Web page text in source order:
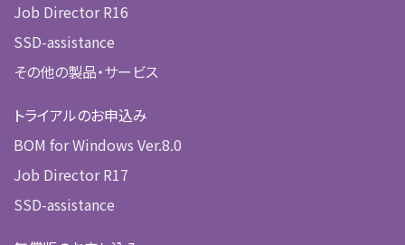
Job Director R16
SSD-assistance
その他の製品・サービス
トライアルのお申込み
BOM for Windows Ver.8.0
Job Director R17
SSD-assistance